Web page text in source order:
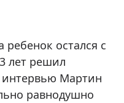
остался с
лет решил
интервью Мартин
равнодушно